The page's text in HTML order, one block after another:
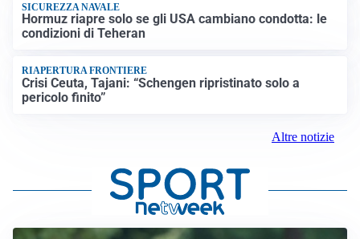
SICUREZZA NAVALE
Hormuz riapre solo se gli USA cambiano condotta: le
condizioni di Teheran
RIAPERTURA FRONTIERE
Crisi Ceuta, Tajani: “Schengen ripristinato solo a
pericolo finito”
Altre notizie